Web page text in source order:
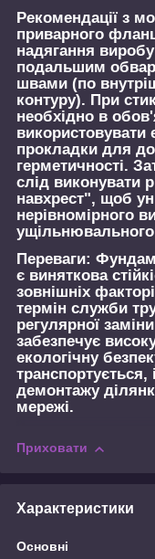
Рекомендації з
приварного
надягання
подальшим
швами (по
контуру). При
необхідно в
використовувати
прокладки для
герметичності.
слід виконувати
навхрест", щоб
нерівномірного
ущільнювального
Переваги:
є виняткова
зовнішніх
термін служби
регулярної
забезпечує
екологічну
транспортується,
демонтажу
мережі.
Приховати
Характеристики
Основні